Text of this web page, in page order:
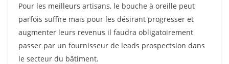
Pour les meilleurs artisans, le bouche à oreille peut
parfois suffire mais pour les désirant progresser et
augmenter leurs revenus il faudra obligatoirement
passer par un fournisseur de leads prospectsion dans
le secteur du bâtiment.